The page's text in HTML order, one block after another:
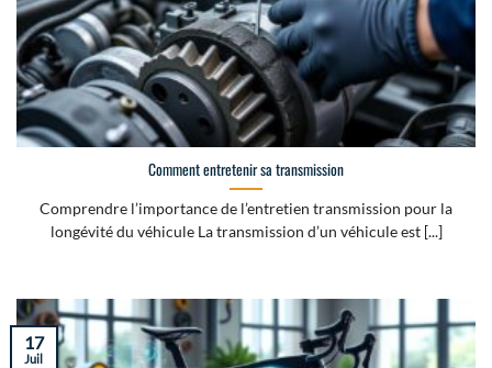
Comment entretenir sa transmission
Comprendre l’importance de l’entretien transmission pour la
longévité du véhicule La transmission d’un véhicule est [...]
17
Juil